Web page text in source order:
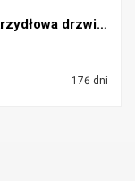
Garaż blaszany 3x12m - brama dwuskrzydłowa drzwi o...
176 dni